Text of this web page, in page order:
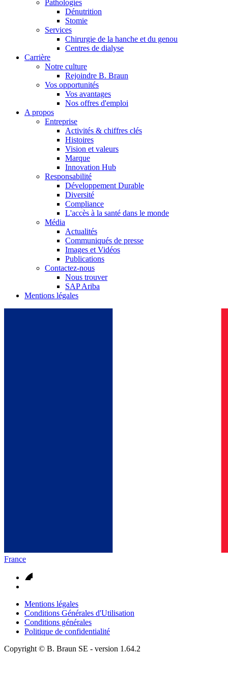
En dialogue avec B. Braun. Contactez-nous.
Pathologies
Dénutrition
Stomie
Services
Chirurgie de la hanche et du genou
Centres de dialyse
Carrière
Notre culture
Rejoindre B. Braun
Vos opportunités
Vos avantages
Nos offres d'emploi
A propos
Entreprise
Activités & chiffres clés
Histoires
Vision et valeurs
Marque
Innovation Hub
Responsabilité
Développement Durable
Diversité
Compliance
L'accès à la santé dans le monde
Média
Actualités
Communiqués de presse
Images et Vidéos
Publications
Contactez-nous
Nous trouver
SAP Ariba
Mentions légales
France
Mentions légales
Conditions Générales d'Utilisation
Conditions générales
Politique de confidentialité
Copyright © B. Braun SE - version 1.64.2